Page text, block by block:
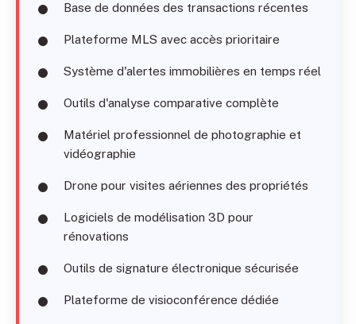
Base de données des transactions récentes
Plateforme MLS avec accès prioritaire
Système d'alertes immobilières en temps réel
Outils d'analyse comparative complète
Matériel professionnel de photographie et
vidéographie
Drone pour visites aériennes des propriétés
Logiciels de modélisation 3D pour
rénovations
Outils de signature électronique sécurisée
Plateforme de visioconférence dédiée